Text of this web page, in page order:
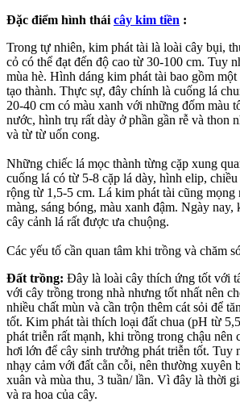
Đặc điểm hình thái cây kim tiền :
Trong tự nhiên, kim phát tài là loài cây bụi,
cỏ có thể đạt đến độ cao từ 30-100 cm. Tuy
mùa hè. Hình dáng kim phát tài bao gồm một
tạo thành. Thực sự, đây chính là cuống lá
20-40 cm có màu xanh với những đốm màu
nước, hình trụ rất dày ở phần gần rễ và thon
và từ từ uốn cong.
Những chiếc lá mọc thành từng cặp xung
cuống lá có từ 5-8 cặp lá dày, hình elip,
rộng từ 1,5-5 cm. Lá kim phát tài cũng mọng
màng, sáng bóng, màu xanh đậm. Ngày nay,
cây cảnh lá rất được ưa chuộng.
Các yếu tố cần quan tâm khi trồng và chăm
Đất trồng: Đây là loài cây thích ứng tốt với
với cây trồng trong nhà nhưng tốt nhất nên
nhiều chất mùn và cần trộn thêm cát sỏi để
tốt. Kim phát tài thích loại đất chua (pH từ
phát triễn rất mạnh, khi trồng trong chậu nên
hơi lớn để cây sinh trưởng phát triễn tốt. Tuy
nhạy cảm với đất cằn cỗi, nên thường xuyên
xuân và mùa thu, 3 tuần/ lần. Vì đây là thời
và ra hoa của cây.